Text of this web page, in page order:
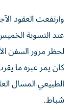
وارتفعت العقود
عند التسوية
لحظر ⁠مرور السفن
كان يمر عبره ما
الطبيعي المسال
شباط.